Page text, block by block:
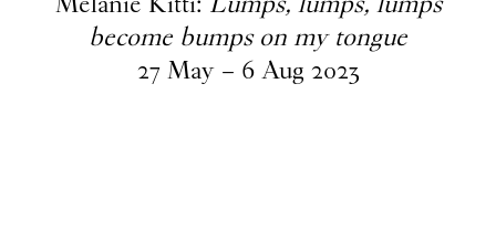
become bumps on my tongue
27 May – 6 Aug 2023